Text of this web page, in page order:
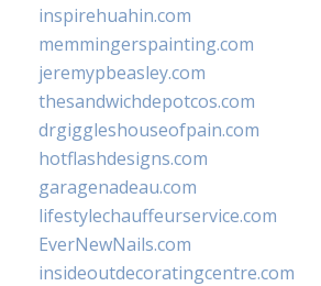
inspirehuahin.com
memmingerspainting.com
jeremypbeasley.com
thesandwichdepotcos.com
drgiggleshouseofpain.com
hotflashdesigns.com
garagenadeau.com
lifestylechauffeurservice.com
EverNewNails.com
insideoutdecoratingcentre.com